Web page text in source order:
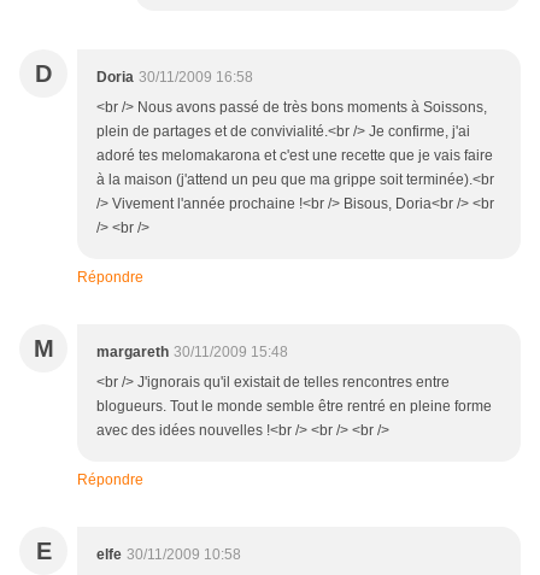
D Doria 30/11/2009 16:58
<br /> Nous avons passé de très bons moments à Soissons,
plein de partages et de convivialité.<br /> Je confirme, j'ai
adoré tes melomakarona et c'est une recette que je vais faire
à la maison (j'attend un peu que ma grippe soit terminée).<br
/> Vivement l'année prochaine !<br /> Bisous, Doria<br /> <br
/> <br />
Répondre
M margareth 30/11/2009 15:48
<br /> J'ignorais qu'il existait de telles rencontres entre
blogueurs. Tout le monde semble être rentré en pleine forme
avec des idées nouvelles !<br /> <br /> <br />
Répondre
E elfe 30/11/2009 10:58